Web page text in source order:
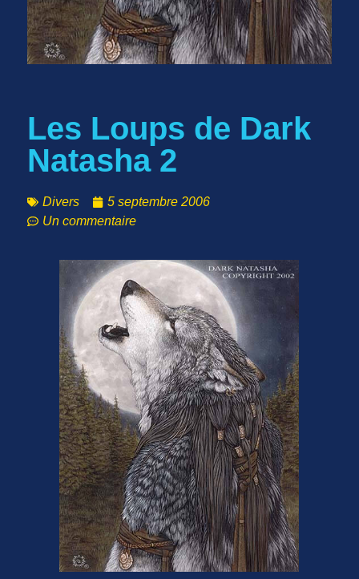
Les Loups de Dark
Natasha 2
Divers
5 septembre 2006
Un commentaire